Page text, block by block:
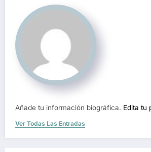
Añade tu información biográfica. Edita tu
Ver Todas Las Entradas